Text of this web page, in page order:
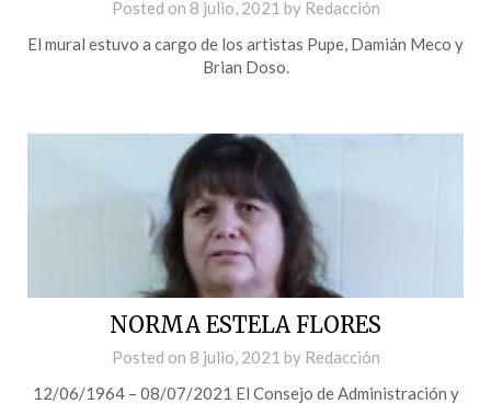
Posted on 8 julio, 2021 by Redacción
El mural estuvo a cargo de los artistas Pupe, Damián Meco y
Brian Doso.
NORMA ESTELA FLORES
Posted on 8 julio, 2021 by Redacción
12/06/1964 – 08/07/2021 El Consejo de Administración y